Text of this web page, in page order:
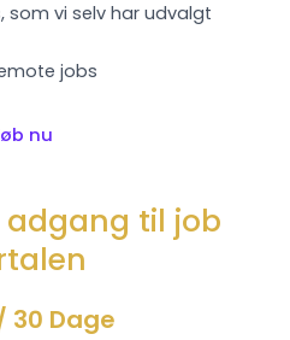
som vi selv har udvalgt
jobs
nu
adgang til job
30 Dage